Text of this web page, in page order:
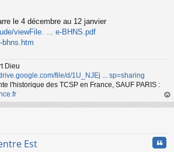
le 4 décembre au 12 janvier
viewFile. ... e-BHNS.pdf
bhns.htm
Dieu
file/d/1U_NJEj ... sp=sharing
l'historique des TCSP en France, SAUF PARIS :
au
Est